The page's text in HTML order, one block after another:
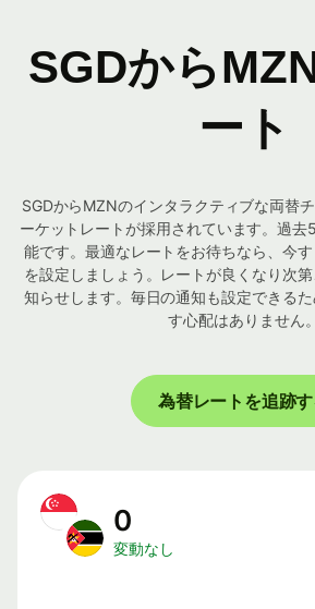
SGDから
ート
SGDからMZNのインタラクティブな両替
ーケットレートが採用されています。過
能です。最適なレートをお待ちなら、今
を設定しましょう。レートが良くなり次
知らせします。毎日の通知も設定できる
す心配はありません。
為替レートを追跡
0
変動なし